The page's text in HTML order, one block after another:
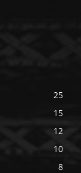
25
15
12
10
8